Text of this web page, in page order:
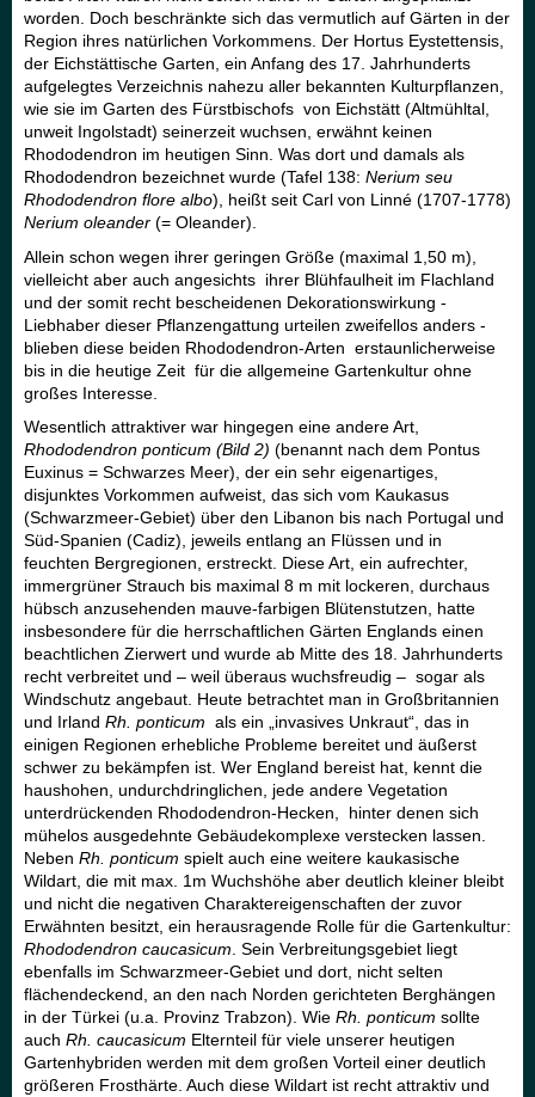
worden. Doch beschränkte sich das vermutlich auf Gärten in der
Region ihres natürlichen Vorkommens. Der Hortus Eystettensis,
der Eichstättische Garten, ein Anfang des 17. Jahrhunderts
aufgelegtes Verzeichnis nahezu aller bekannten Kulturpflanzen,
wie sie im Garten des Fürstbischofs von Eichstätt (Altmühltal,
unweit Ingolstadt) seinerzeit wuchsen, erwähnt keinen
Rhododendron im heutigen Sinn. Was dort und damals als
Rhododendron bezeichnet wurde (Tafel 138: Nerium seu
Rhododendron flore albo), heißt seit Carl von Linné (1707-1778)
Nerium oleander (= Oleander).
Allein schon wegen ihrer geringen Größe (maximal 1,50 m),
vielleicht aber auch angesichts ihrer Blühfaulheit im Flachland
und der somit recht bescheidenen Dekorationswirkung -
Liebhaber dieser Pflanzengattung urteilen zweifellos anders -
blieben diese beiden Rhododendron-Arten erstaunlicherweise
bis in die heutige Zeit für die allgemeine Gartenkultur ohne
großes Interesse.
Wesentlich attraktiver war hingegen eine andere Art,
Rhododendron ponticum (Bild 2) (benannt nach dem Pontus
Euxinus = Schwarzes Meer), der ein sehr eigenartiges,
disjunktes Vorkommen aufweist, das sich vom Kaukasus
(Schwarzmeer-Gebiet) über den Libanon bis nach Portugal und
Süd-Spanien (Cadiz), jeweils entlang an Flüssen und in
feuchten Bergregionen, erstreckt. Diese Art, ein aufrechter,
immergrüner Strauch bis maximal 8 m mit lockeren, durchaus
hübsch anzusehenden mauve-farbigen Blütenstutzen, hatte
insbesondere für die herrschaftlichen Gärten Englands einen
beachtlichen Zierwert und wurde ab Mitte des 18. Jahrhunderts
recht verbreitet und – weil überaus wuchsfreudig – sogar als
Windschutz angebaut. Heute betrachtet man in Großbritannien
und Irland Rh. ponticum als ein „invasives Unkraut“, das in
einigen Regionen erhebliche Probleme bereitet und äußerst
schwer zu bekämpfen ist. Wer England bereist hat, kennt die
haushohen, undurchdringlichen, jede andere Vegetation
unterdrückenden Rhododendron-Hecken, hinter denen sich
mühelos ausgedehnte Gebäudekomplexe verstecken lassen.
Neben Rh. ponticum spielt auch eine weitere kaukasische
Wildart, die mit max. 1m Wuchshöhe aber deutlich kleiner bleibt
und nicht die negativen Charaktereigenschaften der zuvor
Erwähnten besitzt, ein herausragende Rolle für die Gartenkultur:
Rhododendron caucasicum . Sein Verbreitungsgebiet liegt
ebenfalls im Schwarzmeer-Gebiet und dort, nicht selten
flächendeckend, an den nach Norden gerichteten Berghängen
in der Türkei (u.a. Provinz Trabzon). Wie Rh. ponticum sollte
auch Rh. caucasicum Elternteil für viele unserer heutigen
Gartenhybriden werden mit dem großen Vorteil einer deutlich
größeren Frosthärte. Auch diese Wildart ist recht attraktiv und